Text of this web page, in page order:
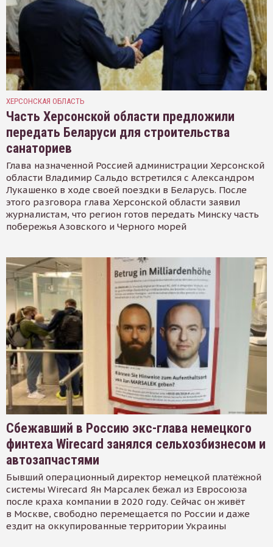
ХЕРСОНСКАЯ ОБЛАСТЬ
Часть Херсонской области предложили
передать Беларуси для строительства
санаториев
Глава назначенной Россией администрации Херсонской
области Владимир Сальдо встретился с Александром
Лукашенко в ходе своей поездки в Беларусь. После
этого разговора глава Херсонской области заявил
журналистам, что регион готов передать Минску часть
побережья Азовского и Черного морей
Сбежавший в Россию экс-глава немецкого
финтеха Wirecard занялся сельхозбизнесом и
автозапчастями
Бывший операционный директор немецкой платёжной
системы Wirecard Ян Марсалек бежал из Евросоюза
после краха компании в 2020 году. Сейчас он живёт
в Москве, свободно перемещается по России и даже
ездит на оккупированные территории Украины